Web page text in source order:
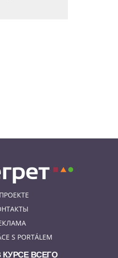
с ребенком
S PORTÁLEM
КУРСЕ ВСЕГО